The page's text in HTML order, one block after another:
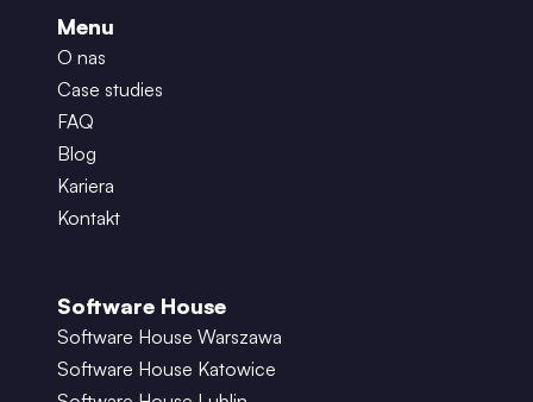
Menu
O nas
Case studies
FAQ
Blog
Kariera
Kontakt
Software House
Software House Warszawa
Software House Katowice